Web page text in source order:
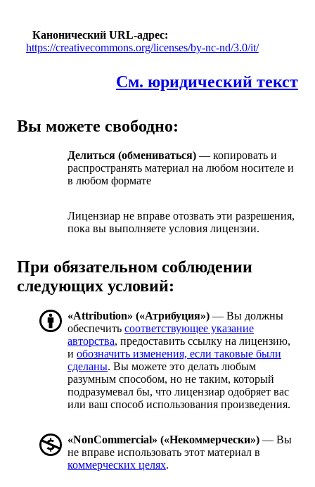
Канонический URL-адрес
https://creativecommons.org/licenses/by-nc-nd/3.0/it/
См. юридический текст
Вы можете свободно:
Делиться (обмениваться) — копировать и
распространять материал на любом носителе и
в любом формате
Лицензиар не вправе отозвать эти разрешения,
пока вы выполняете условия лицензии.
При обязательном соблюдении
следующих условий:
«Attribution» («Атрибуция») — Вы должны
обеспечить соответствующее указание
авторства, предоставить ссылку на лицензию,
и обозначить изменения, если таковые были
сделаны. Вы можете это делать любым
разумным способом, но не таким, который
подразумевал бы, что лицензиар одобряет вас
или ваш способ использования произведения.
«NonCommercial» («Некоммерчески») — Вы
не вправе использовать этот материал в
коммерческих целях.